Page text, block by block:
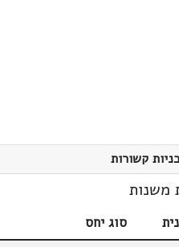
קשורות
משנות
סוג יחס